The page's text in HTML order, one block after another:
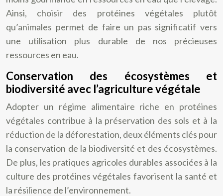
Ainsi, choisir des protéines végétales plutôt
qu’animales permet de faire un pas significatif vers
une utilisation plus durable de nos précieuses
ressources en eau.
Conservation des écosystèmes et
biodiversité avec l’agriculture végétale
Adopter un régime alimentaire riche en protéines
végétales contribue à la préservation des sols et à la
réduction de la déforestation, deux éléments clés pour
la conservation de la biodiversité et des écosystèmes.
De plus, les pratiques agricoles durables associées à la
culture des protéines végétales favorisent la santé et
la résilience de l’environnement.